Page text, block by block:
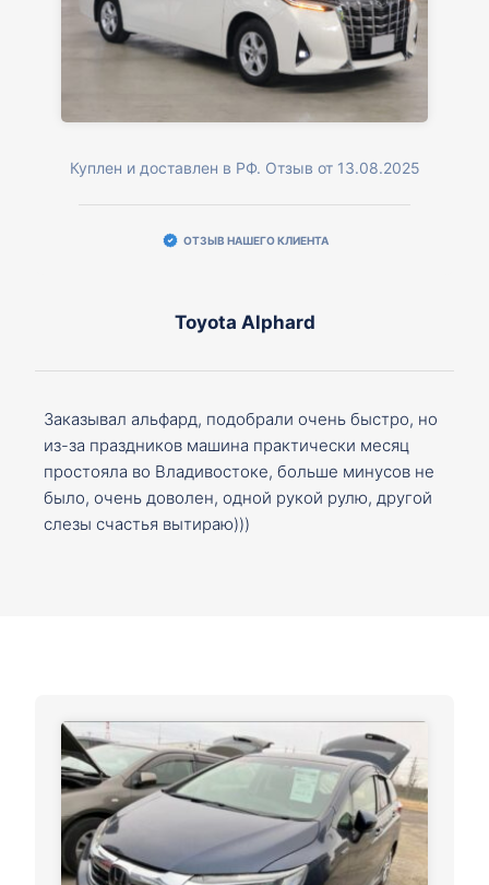
Куплен и доставлен в РФ. Отзыв от 13.08.2025
ОТЗЫВ НАШЕГО КЛИЕНТА
Toyota Alphard
Заказывал альфард, подобрали очень быстро, но
из-за праздников машина практически месяц
простояла во Владивостоке, больше минусов не
было, очень доволен, одной рукой рулю, другой
слезы счастья вытираю)))